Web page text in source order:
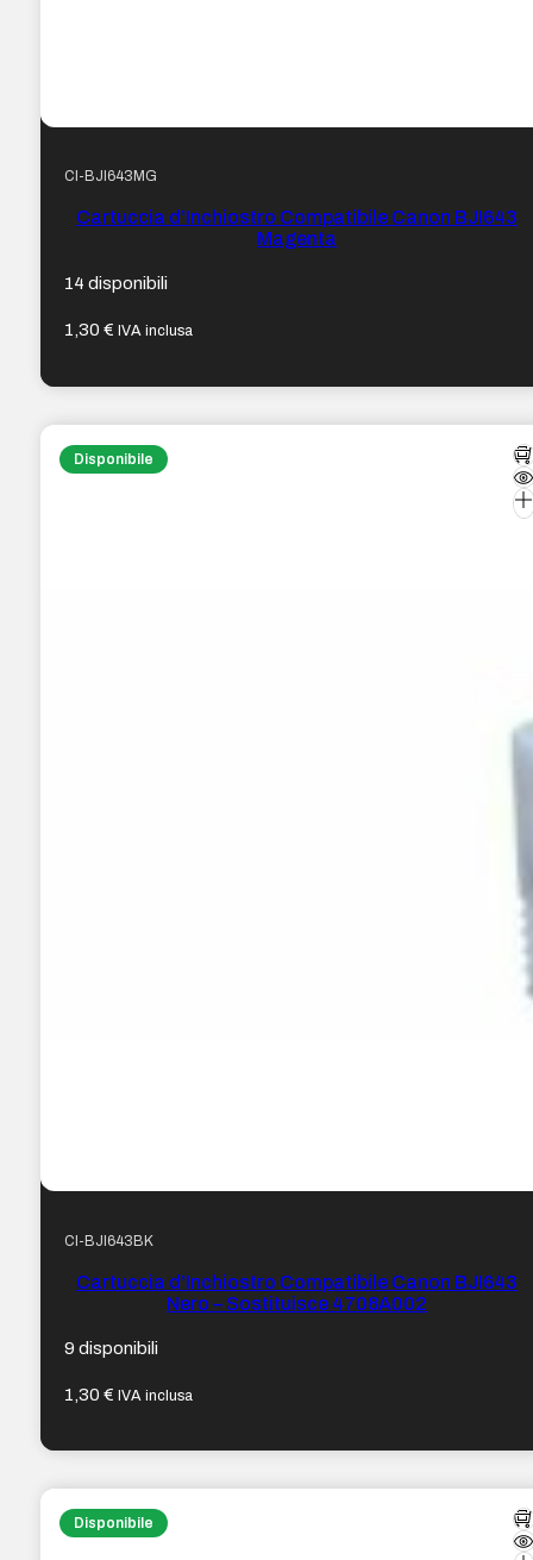
CI-BJI643MG
Cartuccia d’Inchiostro Compatibile Canon BJI643
Magenta
14 disponibili
1,30€ IVA inclusa
Disponibile
CI-BJI643BK
Cartuccia d’Inchiostro Compatibile Canon BJI643
Nero – Sostituisce 4708A002
9 disponibili
1,30€ IVA inclusa
Disponibile